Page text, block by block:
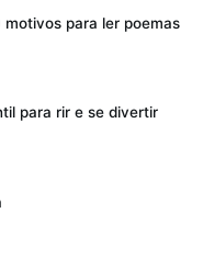
motivos para ler poemas
para rir e se divertir